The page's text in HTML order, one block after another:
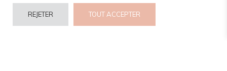
© 2024 www.camel-idee.com.
REJETER TOUT ACCEPTER